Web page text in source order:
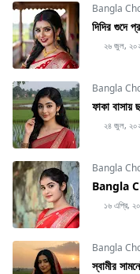
Bangla
দিদির গুদে
২৬ জুল,
Bangla
ফাকা বাসায়
২৪ জুল,
Bangla
Bangla
১৬ এপ্রি,
Bangla
স্বামীর